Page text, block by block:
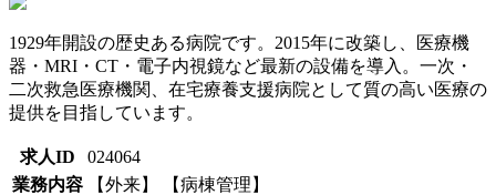
1929年開設の歴史ある病院です。2015年に改築し、医療機
器・MRI・CT・電子内視鏡など最新の設備を導入。一次・
二次救急医療機関、在宅療養支援病院として質の高い医療の
提供を目指しています。
求人ID
024064
業務内容
【外来】 【病棟管理】